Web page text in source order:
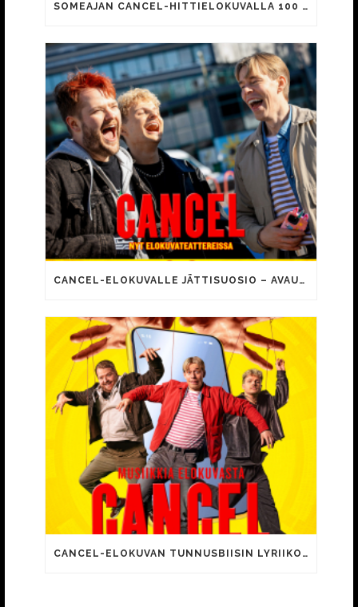
SOMEAJAN CANCEL-HITTIELOKUVALLA 100 000 KATSOJAA!
CANCEL-ELOKUVALLE JÄTTISUOSIO – AVAUSPÄIVÄNÄ JO 15 492 KATSOJAA!
CANCEL-ELOKUVAN TUNNUSBIISIN LYRIIKOISSA TUTTUJA MEEMIHOKEMIA YOUTUBE-VIDEOILTA!